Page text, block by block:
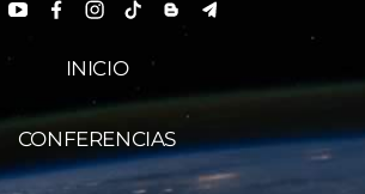
INICIO
CONFERENCIAS